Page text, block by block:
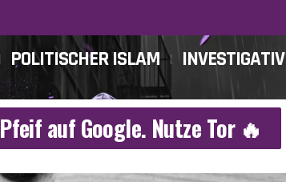
POLITISCHER ISLAM INVESTIGATIV
Pfeif auf Google. Nutze Tor 🔥